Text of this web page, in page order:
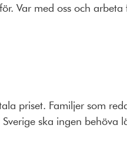
Var med oss och arbeta
priset. Familjer som
Sverige ska ingen behöva